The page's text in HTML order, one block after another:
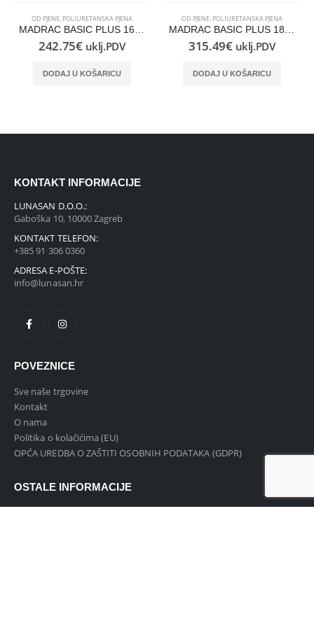
OD PJENE, POLIURETANSKA PJENA
242.75€ uklj.PDV
DODAJ U KOŠARICU
OD PJENE, POLIURETANSKA PJENA
315.49€ uklj.PDV
DODAJ U KOŠARICU
KONTAKT INFORMACIJE
LUNASAN D.O.O.:
Gaboška 10, 10000 Zagreb
KONTAKT TELEFON:
+385 91 306 0360
ADRESA E-POŠTE:
info@lunasan.hr
POVEZNICE
Sve naše trgovine
Kontakt
O nama
Politika o kolačićima (EU)
OPĆA UREDBA O ZAŠTITI OSOBNIH PODATAKA (GDPR)
OSTALE INFORMACIJE